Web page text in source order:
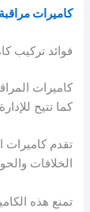
كاميرات
فوائد تركيب
كاميرات
كما تتيح
تقدم كاميرات
الخلافات
تمنع هذه